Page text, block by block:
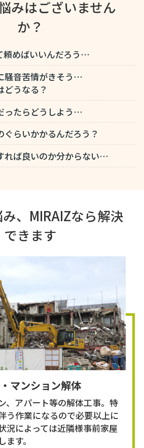
みはございません
か？
頼めばいいんだろう…
騒音苦情がきそう…
どうなる？
ったらどうしよう…
ぐらいかかるんだろう？
れば良いのか分からない…
、MIRAIZなら解決
できます
マンション解体
、アパート等の解体工事。特
う作業になるので必要以上に
況によっては近隣様事前家屋
す。